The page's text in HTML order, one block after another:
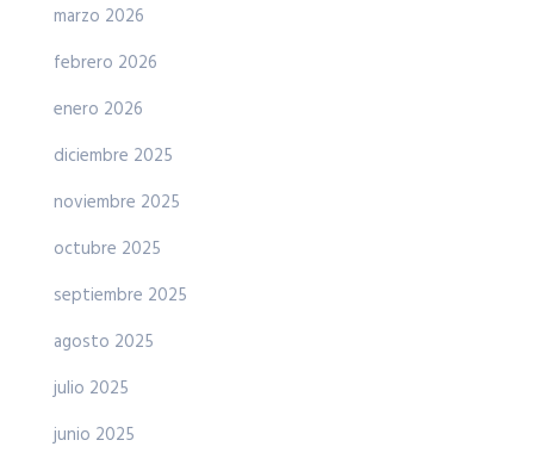
marzo 2026
febrero 2026
enero 2026
diciembre 2025
noviembre 2025
octubre 2025
septiembre 2025
agosto 2025
julio 2025
junio 2025